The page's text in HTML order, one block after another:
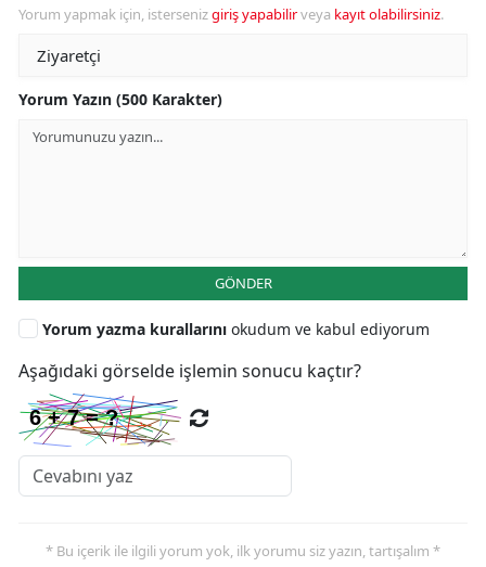
Yorum yapmak için, istersenizgiriş yapabilirveya kayıt olabilirsiniz.
Yorum Yazın (500 Karakter)
GÖNDER
Yorum yazma kurallarını okudum ve kabul ediyorum
Aşağıdaki görselde işlemin sonucu kaçtır?
* Bu içerik ile ilgili yorum yok, ilk yorumu siz yazın, tartışalım *